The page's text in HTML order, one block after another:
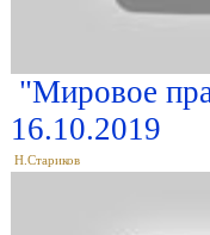
"Мировое
16.10.2019
Н.Стариков